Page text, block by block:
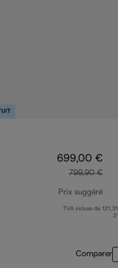
699,00 €
799,90 €
Prix suggéré
TVA incluse de
Comparer